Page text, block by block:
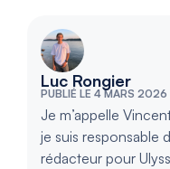
Luc Rongier
PUBLIÉ LE 4 MARS 2026
Je m’appelle
je suis responsable
rédacteur pour